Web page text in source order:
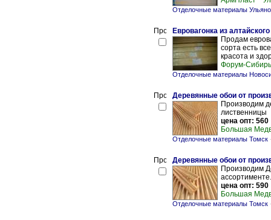
Отделочные материалы
Евровагонка из
Продам
сорта есть
красота и
Форум-Сибирь
Отделочные материалы
Деревянные обои от
Производим
лиственницы
цена опт:
Большая
Отделочные материалы Томск
Деревянные обои от
Производим
ассортименте.
цена опт:
Большая
Отделочные материалы Томск